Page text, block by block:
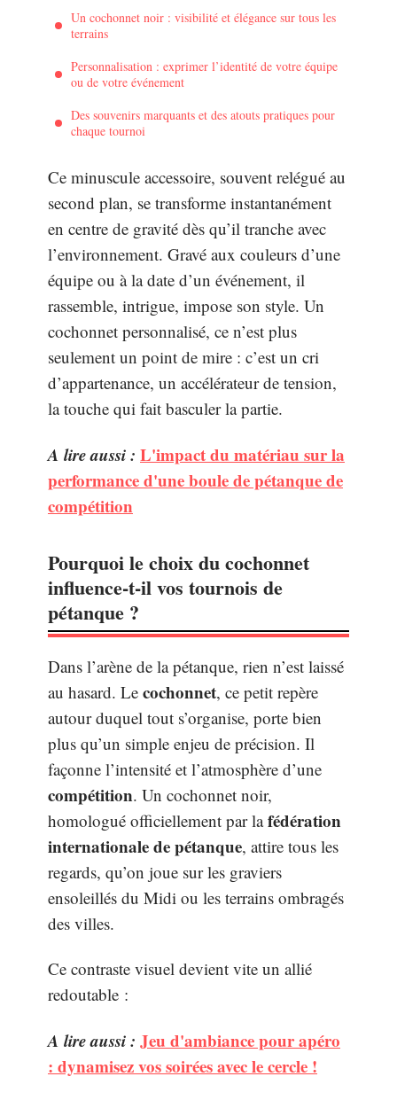
Un cochonnet noir : visibilité et élégance sur tous les
terrains
Personnalisation : exprimer l’identité de votre équipe
ou de votre événement
Des souvenirs marquants et des atouts pratiques pour
chaque tournoi
Ce minuscule accessoire, souvent relégué au
second plan, se transforme instantanément
en centre de gravité dès qu’il tranche avec
l’environnement. Gravé aux couleurs d’une
équipe ou à la date d’un événement, il
rassemble, intrigue, impose son style. Un
cochonnet personnalisé, ce n’est plus
seulement un point de mire : c’est un cri
d’appartenance, un accélérateur de tension,
la touche qui fait basculer la partie.
A lire aussi : L'impact du matériau sur la
performance d'une boule de pétanque de
compétition
Pourquoi le choix du cochonnet
influence-t-il vos tournois de
pétanque ?
Dans l’arène de la pétanque, rien n’est laissé
au hasard. Le cochonnet, ce petit repère
autour duquel tout s’organise, porte bien
plus qu’un simple enjeu de précision. Il
façonne l’intensité et l’atmosphère d’une
compétition. Un cochonnet noir,
homologué officiellement par lafédération
internationale de pétanque, attire tous les
regards, qu’on joue sur les graviers
ensoleillés du Midi ou les terrains ombragés
des villes.
Ce contraste visuel devient vite un allié
redoutable :
A lire aussi : Jeu d'ambiance pour apéro
: dynamisez vos soirées avec le cercle !